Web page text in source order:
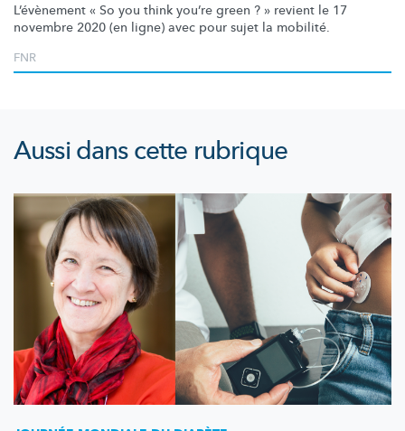
L’évènement « So you think you’re green ? » revient le 17
novembre 2020 (en ligne) avec pour sujet la mobilité.
FNR
Aussi dans cette rubrique